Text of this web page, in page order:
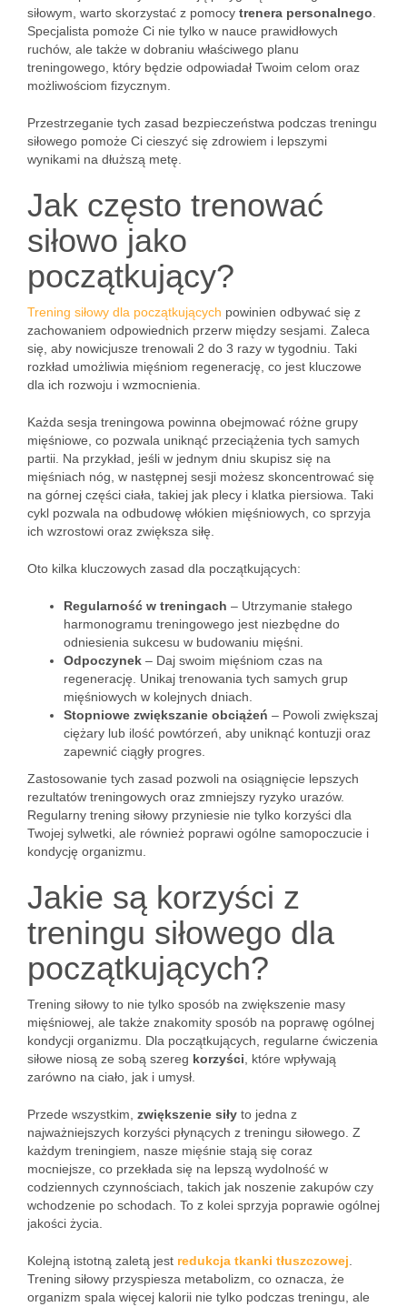
siłowym, warto skorzystać z pomocy trenera personalnego
Specjalista pomoże Ci nie tylko w nauce prawidłowych
ruchów, ale także w dobraniu właściwego planu
treningowego, który będzie odpowiadał Twoim celom oraz
możliwościom fizycznym.
Przestrzeganie tych zasad bezpieczeństwa podczas treningu
siłowego pomoże Ci cieszyć się zdrowiem i lepszymi
wynikami na dłuższą metę.
Jak często trenować
siłowo jako
początkujący?
Trening siłowy dla początkujących powinien odbywać się z
zachowaniem odpowiednich przerw między sesjami. Zaleca
się, aby nowicjusze trenowali 2 do 3 razy w tygodniu. Taki
rozkład umożliwia mięśniom regenerację, co jest kluczowe
dla ich rozwoju i wzmocnienia.
Każda sesja treningowa powinna obejmować różne grupy
mięśniowe, co pozwala uniknąć przeciążenia tych samych
partii. Na przykład, jeśli w jednym dniu skupisz się na
mięśniach nóg, w następnej sesji możesz skoncentrować się
na górnej części ciała, takiej jak plecy i klatka piersiowa. Taki
cykl pozwala na odbudowę włókien mięśniowych, co sprzyja
ich wzrostowi oraz zwiększa siłę.
Oto kilka kluczowych zasad dla początkujących:
Regularność w treningach – Utrzymanie stałego
harmonogramu treningowego jest niezbędne do
odniesienia sukcesu w budowaniu mięśni.
Odpoczynek – Daj swoim mięśniom czas na
regenerację. Unikaj trenowania tych samych grup
mięśniowych w kolejnych dniach.
Stopniowe zwiększanie obciążeń – Powoli zwiększaj
ciężary lub ilość powtórzeń, aby uniknąć kontuzji oraz
zapewnić ciągły progres.
Zastosowanie tych zasad pozwoli na osiągnięcie lepszych
rezultatów treningowych oraz zmniejszy ryzyko urazów.
Regularny trening siłowy przyniesie nie tylko korzyści dla
Twojej sylwetki, ale również poprawi ogólne samopoczucie i
kondycję organizmu.
Jakie są korzyści z
treningu siłowego dla
początkujących?
Trening siłowy to nie tylko sposób na zwiększenie masy
mięśniowej, ale także znakomity sposób na poprawę ogólnej
kondycji organizmu. Dla początkujących, regularne ćwiczenia
siłowe niosą ze sobą szereg korzyści , które wpływają
zarówno na ciało, jak i umysł.
Przede wszystkim, zwiększenie siły to jedna z
najważniejszych korzyści płynących z treningu siłowego. Z
każdym treningiem, nasze mięśnie stają się coraz
mocniejsze, co przekłada się na lepszą wydolność w
codziennych czynnościach, takich jak noszenie zakupów czy
wchodzenie po schodach. To z kolei sprzyja poprawie ogólnej
jakości życia.
Kolejną istotną zaletą jest redukcja tkanki tłuszczowej
Trening siłowy przyspiesza metabolizm, co oznacza, że
organizm spala więcej kalorii nie tylko podczas treningu, ale